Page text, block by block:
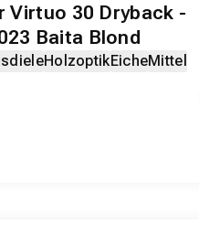
Virtuo 30 Dryback -
Baita Blond
HolzoptikEicheMittel